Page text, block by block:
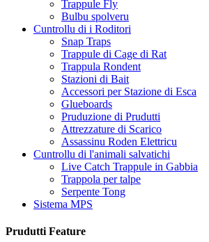
Trappule Fly
Bulbu spolveru
Cuntrollu di i Roditori
Snap Traps
Trappule di Cage di Rat
Trappula Rondent
Stazioni di Bait
Accessori per Stazione di Esca
Glueboards
Pruduzione di Prudutti
Attrezzature di Scarico
Assassinu Roden Elettricu
Cuntrollu di l'animali salvatichi
Live Catch Trappule in Gabbia
Trappola per talpe
Serpente Tong
Sistema MPS
Prudutti Feature